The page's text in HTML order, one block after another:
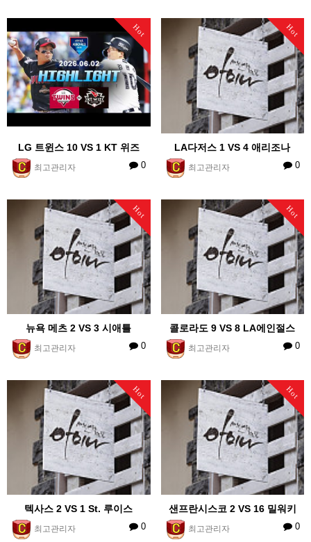
Hot
LG 트윈스 10 VS 1 KT 위즈
최고관리자 0
Hot
LA다저스 1 VS 4 애리조나
최고관리자 0
Hot
뉴욕 메츠 2 VS 3 시애틀
최고관리자 0
Hot
콜로라도 9 VS 8 LA에인절스
최고관리자 0
Hot
텍사스 2 VS 1 St. 루이스
최고관리자 0
Hot
샌프란시스코 2 VS 16 밀워키
최고관리자 0